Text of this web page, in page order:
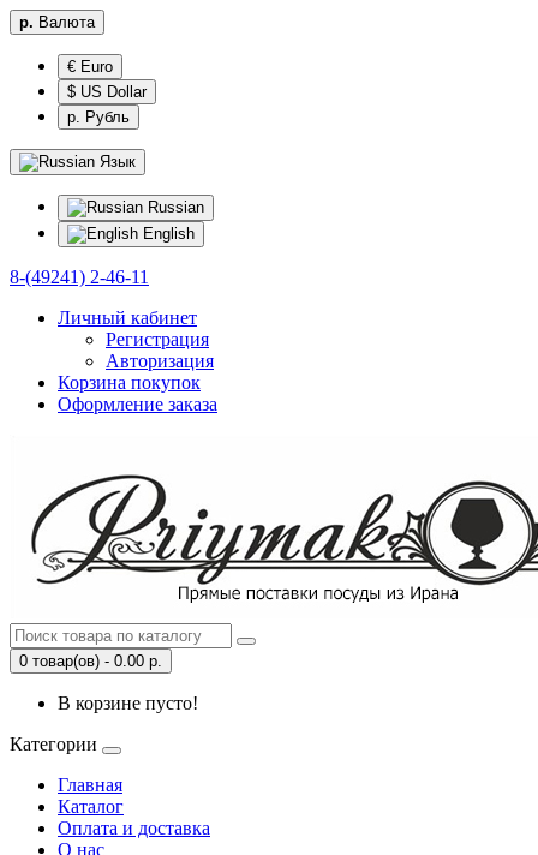
р. Валюта
€ Euro
$ US Dollar
р. Рубль
Язык
Russian
English
8-(49241) 2-46-11
Личный кабинет
Регистрация
Авторизация
Корзина покупок
Оформление заказа
0 товар(ов) - 0.00 р.
В корзине пусто!
Категории
Главная
Каталог
Оплата и доставка
О нас